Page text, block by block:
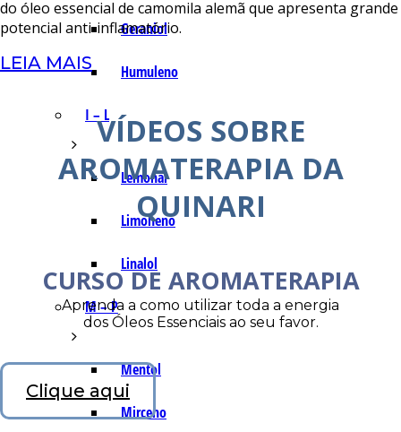
Geraniol
Humuleno
I – L
Lemonal
Limoneno
Linalol
M – P
Mentol
Mirceno
do óleo essencial de camomila alemã que apresenta grande
potencial anti-inflamatório.
LEIA MAIS
VÍDEOS SOBRE
AROMATERAPIA DA
QUINARI
CURSO DE AROMATERAPIA
Aprenda a como utilizar toda a energia
dos Óleos Essenciais ao seu favor.
Clique aqui